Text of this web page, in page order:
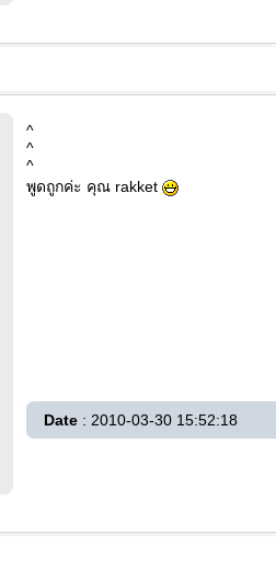
^
^
^
พูดถูกค่ะ คุณ rakket
Date : 2010-03-30 15:52:18